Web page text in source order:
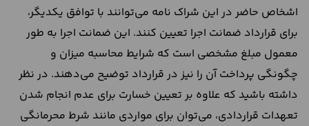
اشخاص حاضر در این شراک نامه می‌توانند با توافق یکدیگر،
برای قرارداد ضمانت اجرا تعیین کنند. این ضمانت اجرا به طور
معمول مبلغ مشخصی است که شرایط محاسبه میزان و
چگونگی پرداخت آن را نیز در قرارداد توضیح می‌دهند. در نظر
داشته باشید که علاوه بر تعیین خسارت برای عدم انجام شدن
تعهدات قراردادی، می‌توان برای مواردی مانند شرط محرمانگی